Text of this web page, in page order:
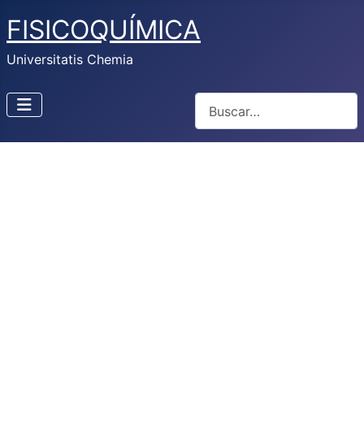
FISICOQUÍMICA
Universitatis Chemia